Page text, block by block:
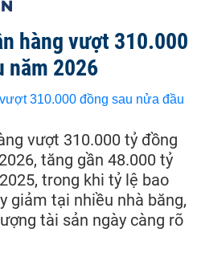
trả lãi 12 tháng.
cập nhật tháng 3/2023
gửi có kỳ hạn
hàng vượt 310.000
năm 2026
vượt 310.000 tỷ đồng
tăng gần 48.000 tỷ
trong khi tỷ lệ bao
giảm tại nhiều nhà băng,
tài sản ngày càng rõ